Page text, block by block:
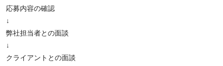
応募内容の確認
↓
弊社担当者との面談
↓
クライアントとの面談